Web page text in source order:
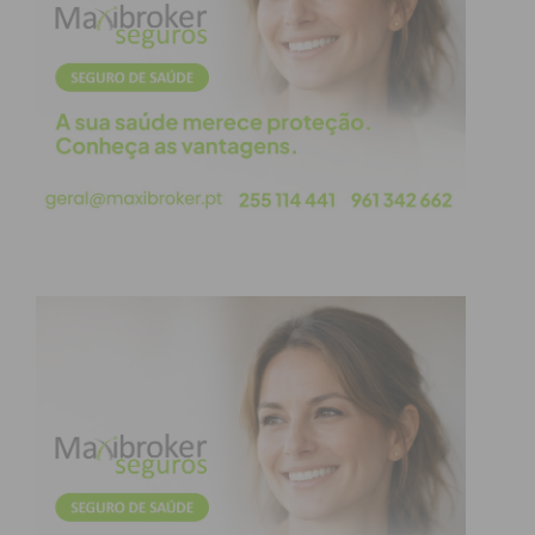
Principalmente as mulheres, então essas sim. Para
elas, abrem-se todos, raras são as excepções. É que
elas têm dois lados de um triangulo que fazem
reclame a um vértice. Os mandões vêm nelas
exibem e até tapam, como árabes ou muçulmanas,
vislumbramos outra razão.
Foi dito e se diz que os do norte são mais
analfabetos e isso foi uma realidade mas hoje já
não é. Os habitantes do Norte do país apresentam-
se com habilitações Superiores como não acontecia
no passado.